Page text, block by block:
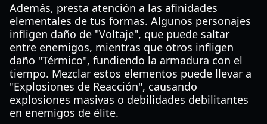
Además, presta atención a las afinidades
elementales de tus formas. Algunos personajes
infligen daño de "Voltaje", que puede saltar
entre enemigos, mientras que otros infligen
daño "Térmico", fundiendo la armadura con el
tiempo. Mezclar estos elementos puede llevar a
"Explosiones de Reacción", causando
explosiones masivas o debilidades debilitantes
en enemigos de élite.